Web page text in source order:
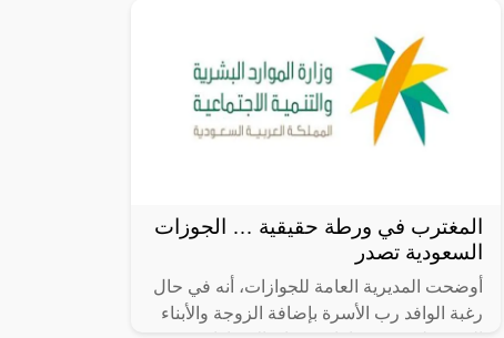
المغترب في ورطة حقيقية … الجوزات
السعودية تصدر
أوضحت المديرية العامة للجوازات، أنه في حال
رغبة الوافد رب الأسرة بإضافة الزوجة والأبناء